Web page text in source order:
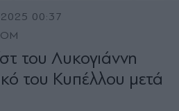
00:37
του Λυκογιάννη
του Κυπέλλου μετά